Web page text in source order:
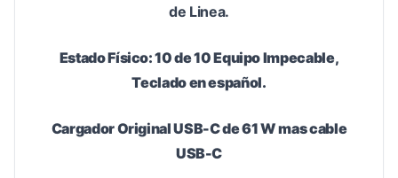
de Linea.
Estado Físico: 10 de 10 Equipo Impecable,
Teclado en español.
Cargador Original USB-C de 61 W mas cable
USB-C